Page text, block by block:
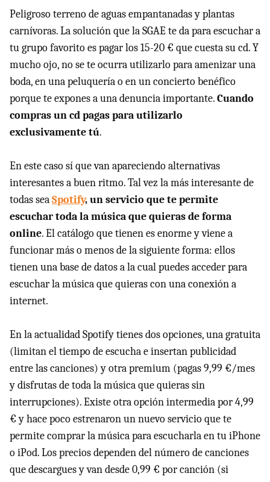
Peligroso terreno de aguas empantanadas y plantas
carnívoras. La solución que la SGAE te da para escuchar a
tu grupo favorito es pagar los 15-20 € que cuesta su cd. Y
mucho ojo, no se te ocurra utilizarlo para amenizar una
boda, en una peluquería o en un concierto benéfico
porque te expones a una denuncia importante.Cuando
compras un cd pagas para utilizarlo
exclusivamente tú.
En este caso sí que van apareciendo alternativas
interesantes a buen ritmo. Tal vez la más interesante de
todas seaSpotify, un servicio que te permite
escuchar toda la música que quieras de forma
online. El catálogo que tienen es enorme y viene a
funcionar más o menos de la siguiente forma: ellos
tienen una base de datos a la cual puedes acceder para
escuchar la música que quieras con una conexión a
internet.
En la actualidad Spotify tienes dos opciones, una gratuita
(limitan el tiempo de escucha e insertan publicidad
entre las canciones) y otra premium (pagas 9,99 €/mes
y disfrutas de toda la música que quieras sin
interrupciones). Existe otra opción intermedia por 4,99
€ y hace poco estrenaron un nuevo servicio que te
permite comprar la música para escucharla en tu iPhone
o iPod. Los precios dependen del número de canciones
que descargues y van desde 0,99 € por canción (si